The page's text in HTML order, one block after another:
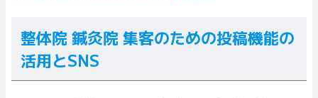
整体院 鍼灸院 集客のための投稿機能の
活用とSNS